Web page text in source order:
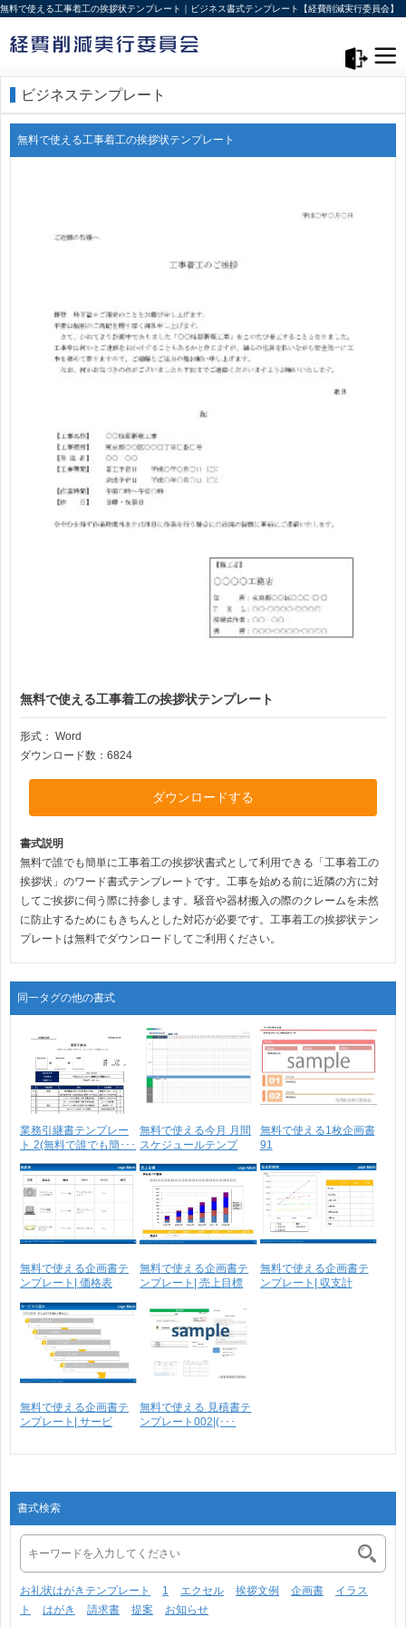
無料で使える工事着工の挨拶状テンプレート｜ビジネス書式テンプレート【経費削減実行委員会】
ビジネステンプレート
無料で使える工事着工の挨拶状テンプレート
無料で使える工事着工の挨拶状テンプレート
形式： Word
ダウンロード数：6824
ダウンロードする
書式説明
無料で誰でも簡単に工事着工の挨拶状書式として利用できる「工事着工の
挨拶状」のワード書式テンプレートです。工事を始める前に近隣の方に対
してご挨拶に伺う際に持参します。騒音や器材搬入の際のクレームを未然
に防止するためにもきちんとした対応が必要です。工事着工の挨拶状テン
プレートは無料でダウンロードしてご利用ください。
同一タグの他の書式
業務引継書テンプレー
ト 2(無料で誰でも簡･･･
無料で使える今月 月間
スケジュールテンプ
無料で使える1枚企画書
91
無料で使える企画書テ
ンプレート| 価格表
無料で使える企画書テ
ンプレート| 売上目標
無料で使える企画書テ
ンプレート| 収支計
無料で使える企画書テ
ンプレート| サービ
無料で使える 見積書テ
ンプレート002|(･･･
書式検索
お礼状はがきテンプレート 1 エクセル 挨拶文例 企画書
イラス
ト
はがき 請求書 提案 お知らせ